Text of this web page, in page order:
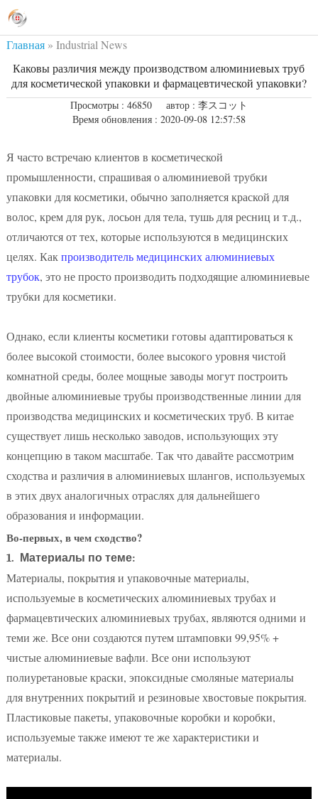
Главная» Industrial News
Каковы различия между производством алюминиевых труб
для косметической упаковки и фармацевтической упаковки?
Просмотры : 46850
автор : 李スコット
Время обновления : 2020-09-08 12:57:58
Я часто встречаю клиентов в косметической
промышленности, спрашивая о алюминиевой трубки
упаковки для косметики, обычно заполняется краской для
волос, крем для рук, лосьон для тела, тушь для ресниц и т.д.,
отличаются от тех, которые используются в медицинских
целях. Какпроизводитель медицинских алюминиевых
трубок, это не просто производить подходящие алюминиевые
трубки для косметики.
Однако, если клиенты косметики готовы адаптироваться к
более высокой стоимости, более высокого уровня чистой
комнатной среды, более мощные заводы могут построить
двойные алюминиевые трубы производственные линии для
производства медицинских и косметических труб. В китае
существует лишь несколько заводов, использующих эту
концепцию в таком масштабе. Так что давайте рассмотрим
сходства и различия в алюминиевых шлангов, используемых
в этих двух аналогичных отраслях для дальнейшего
образования и информации.
Во-первых, в чем сходство?
1. Материалы по теме:
Материалы, покрытия и упаковочные материалы,
используемые в косметических алюминиевых трубах и
фармацевтических алюминиевых трубах, являются одними и
теми же. Все они создаются путем штамповки 99,95% +
чистые алюминиевые вафли. Все они используют
полиуретановые краски, эпоксидные смоляные материалы
для внутренних покрытий и резиновые хвостовые покрытия.
Пластиковые пакеты, упаковочные коробки и коробки,
используемые также имеют те же характеристики и
материалы.